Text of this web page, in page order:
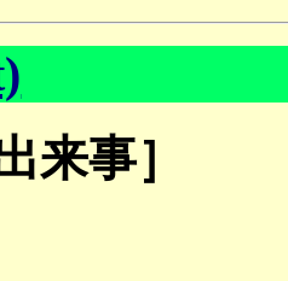
来事］